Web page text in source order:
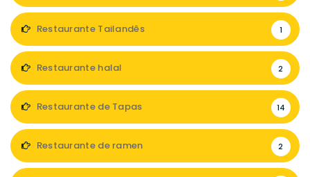
Restaurante Tailandês 1
Restaurante halal 2
Restaurante de Tapas 14
Restaurante de ramen 2